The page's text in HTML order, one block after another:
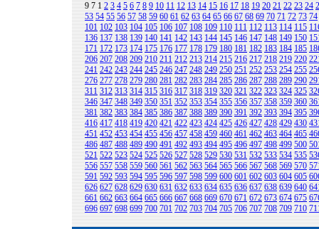
9 712 3 4 5 6 7 8 9 10 11 12 13 14 15 16 17 18 19 20 21 22 23 24
53 54 55 56 57 58 59 60 61 62 63 64 65 66 67 68 69 70 71 72 73 74
101 102 103 104 105 106 107 108 109 110 111 112 113 114 115
136 137 138 139 140 141 142 143 144 145 146 147 148 149 150
171 172 173 174 175 176 177 178 179 180 181 182 183 184 185
206 207 208 209 210 211 212 213 214 215 216 217 218 219 220
241 242 243 244 245 246 247 248 249 250 251 252 253 254 255
276 277 278 279 280 281 282 283 284 285 286 287 288 289 290
311 312 313 314 315 316 317 318 319 320 321 322 323 324 325
346 347 348 349 350 351 352 353 354 355 356 357 358 359 360
381 382 383 384 385 386 387 388 389 390 391 392 393 394 395
416 417 418 419 420 421 422 423 424 425 426 427 428 429 430
451 452 453 454 455 456 457 458 459 460 461 462 463 464 465
486 487 488 489 490 491 492 493 494 495 496 497 498 499 500
521 522 523 524 525 526 527 528 529 530 531 532 533 534 535
556 557 558 559 560 561 562 563 564 565 566 567 568 569 570
591 592 593 594 595 596 597 598 599 600 601 602 603 604 605
626 627 628 629 630 631 632 633 634 635 636 637 638 639 640
661 662 663 664 665 666 667 668 669 670 671 672 673 674 675
696 697 698 699 700 701 702 703 704 705 706 707 708 709 710